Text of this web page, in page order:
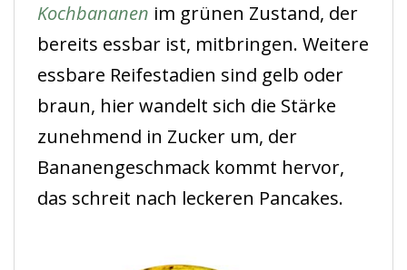
Kochbananen im grünen Zustand, der
bereits essbar ist, mitbringen. Weitere
essbare Reifestadien sind gelb oder
braun, hier wandelt sich die Stärke
zunehmend in Zucker um, der
Bananengeschmack kommt hervor,
das schreit nach leckeren Pancakes.